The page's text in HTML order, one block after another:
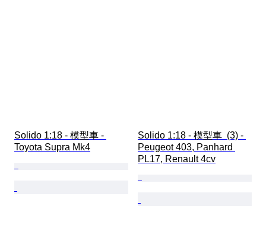
Solido 1:18 - 模型車 -
Toyota Supra Mk4
Solido 1:18 - 模型車  (3) -
Peugeot 403, Panhard
PL17, Renault 4cv